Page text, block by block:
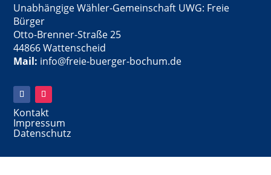
Unabhängige Wähler-Gemeinschaft UWG: Freie
Bürger
Otto-Brenner-Straße 25
44866 Wattenscheid
Mail: info@freie-buerger-bochum.de
Kontakt
Impressum
Datenschutz